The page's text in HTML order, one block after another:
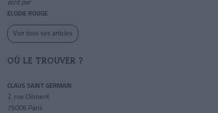
ELODIE ROUGE
Voir tous ses articles
OÙ LE TROUVER ?
CLAUS SAINT GERMAIN
2, rue Clément
75006 Paris